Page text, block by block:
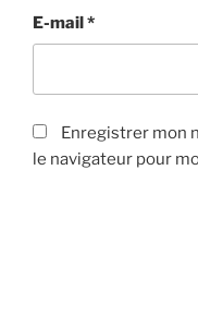
E-mail*
Enregistrer mon
le navigateur pour